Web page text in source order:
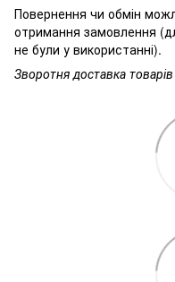
Повернення чи обмін
отримання замовлення
не були у використанні).
Зворотня доставка